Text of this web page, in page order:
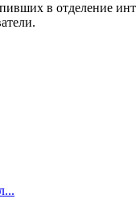
в отделение